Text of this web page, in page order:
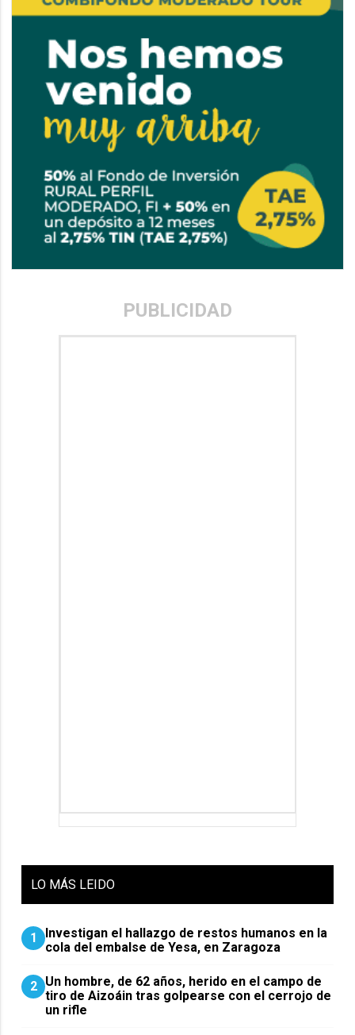
PUBLICIDAD
LO MÁS LEIDO
1
Investigan el hallazgo de restos humanos en la
cola del embalse de Yesa, en Zaragoza
2 Un hombre, de 62 años, herido en el campo de
tiro de Aizoáin tras golpearse con el cerrojo de
un rifle